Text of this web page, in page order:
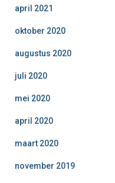
april 2021
oktober 2020
augustus 2020
juli 2020
mei 2020
april 2020
maart 2020
november 2019